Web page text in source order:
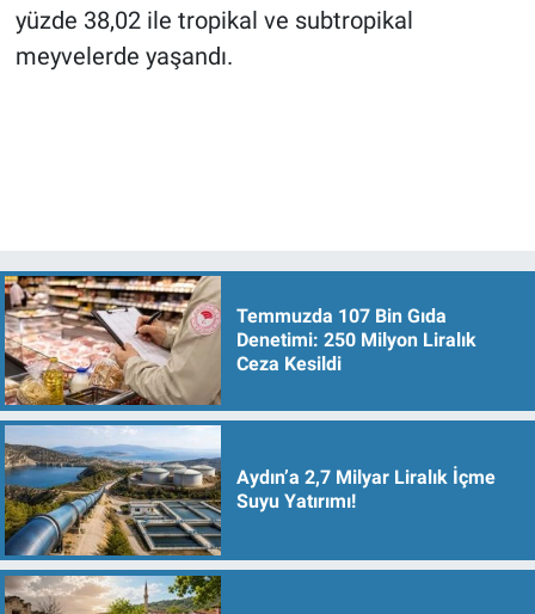
yüzde 38,02 ile tropikal ve subtropikal
meyvelerde yaşandı.
Temmuzda 107 Bin Gıda
Denetimi: 250 Milyon Liralık
Ceza Kesildi
Aydın’a 2,7 Milyar Liralık İçme
Suyu Yatırımı!